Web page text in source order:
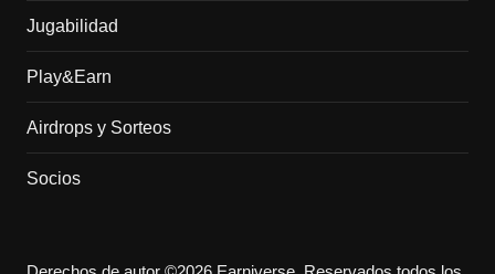
Jugabilidad
Play&Earn
Airdrops y Sorteos
Socios